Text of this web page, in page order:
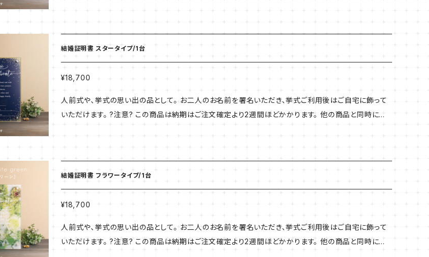
ごに入れてご注文いただきました場合、こちらの商品の納期に合わせての発送となります。お急ぎの場合
刷）
結婚証明書 スタータイプ/1台
¥18,700
人前式や、挙式の思い出の品として。 お二人のお名前を署名いただき、挙式ご利用後はご自宅に飾って
いただけます。 ?注意? この商品は納期はご注文確定より2週間ほどかかります。 他の商品と同時にか
ｍｍ×２枚重ね) 付属品：スタンド金具（壁掛け不可） 印 刷：UV印刷（文字：白印刷 柄：カラー印
刷）
結婚証明書 フラワータイプ/1台
¥18,700
人前式や、挙式の思い出の品として。 お二人のお名前を署名いただき、挙式ご利用後はご自宅に飾って
いただけます。 ?注意? この商品は納期はご注文確定より2週間ほどかかります。 他の商品と同時にか